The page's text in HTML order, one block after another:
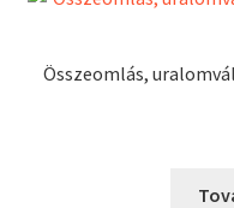
Összeomlás,